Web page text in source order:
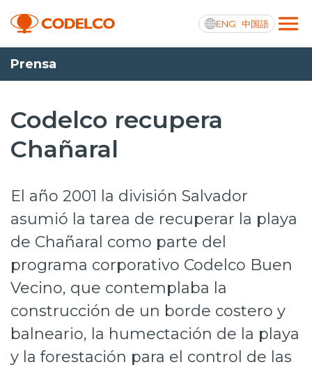
ENG 中国語
Transparencia activa
Nosotros
Proyectos
Sustentabilidad
Innovación
Inversionistas
Prensa
Trabaja en Codelco
Prensa
Codelco recupera
Chañaral
El año 2001 la división Salvador
asumió la tarea de recuperar la playa
de Chañaral como parte del
programa corporativo Codelco Buen
Vecino, que contemplaba la
construcción de un borde costero y
balneario, la humectación de la playa
y la forestación para el control de las